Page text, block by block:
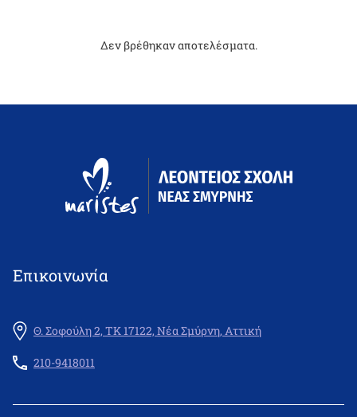
Δεν βρέθηκαν αποτελέσματα.
Επικοινωνία
Θ. Σοφούλη 2, ΤΚ 17122, Νέα Σμύρνη, Αττική
210-9418011